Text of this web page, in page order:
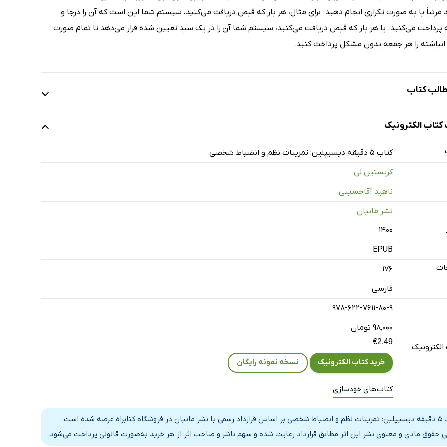
مرتباً یا به صورت تکراری انجام دهید. برای مثال، هر بار که قبض دریافت می‌کنید، سیستم شما این است که آن را درجا و
می‌کنید. یا هر بار که قبض دریافت می‌کنید، سیستم شما آن را در یک سبد تعیین شده قرار می‌دهد تا تمام صورت
را هر جمعه بدون مشکل پرداخت کنید.
کتاب
نویسنده
الکترونیک
کتاب 5 دقیقه دیسیپلین: تمرینات نظم و انضباط شخصی
کریستین لی
ناهید آقاحسینی
نشر مانیان
۱۴۰۰
EPUB
176
فارسی
978-622-7611-80-9
۹۸,۰۰۰ تومان
€2.49
خرید کتاب الکترونیک نسخه نمونه رایگان
کتاب‌های خودسازی
کتاب 5 دقیقه دیسیپلین: تمرینات نظم و انضباط شخصی بر اساس قرارداد رسمی با نشر مانیان در فروشگاه کتابراه عرضه شده است.
حقوق مادی و معنوی نشر این اثر مطابق قرارداد رعایت شده و سهم ناشر و صاحب اثر از هر خرید به‌صورت قانونی پرداخت می‌شود.